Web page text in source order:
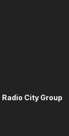
Radio City Group